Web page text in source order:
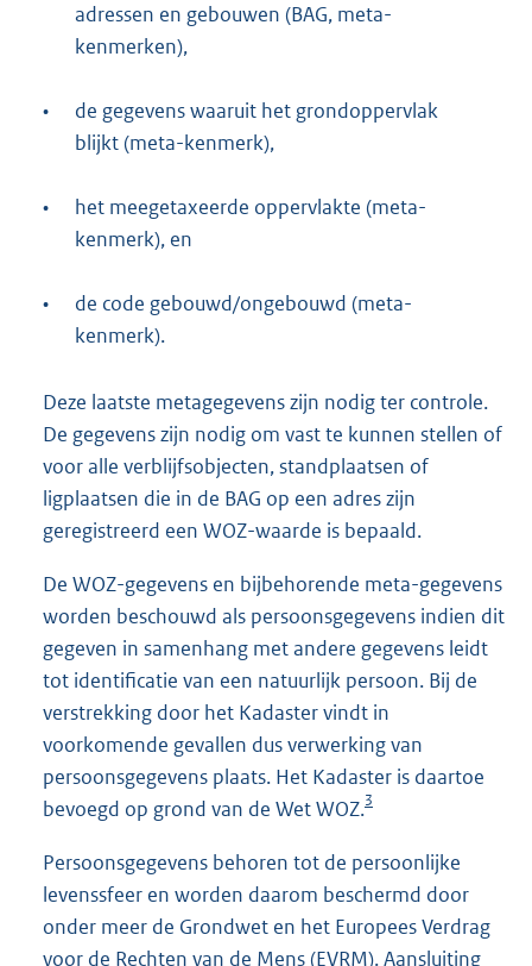
adressen en gebouwen (BAG, meta-
kenmerken),
•
de gegevens waaruit het grondoppervlak
blijkt (meta-kenmerk),
•
het meegetaxeerde oppervlakte (meta-
kenmerk), en
•
de code gebouwd/ongebouwd (meta-
kenmerk).
Deze laatste metagegevens zijn nodig ter controle.
De gegevens zijn nodig om vast te kunnen stellen of
voor alle verblijfsobjecten, standplaatsen of
ligplaatsen die in de BAG op een adres zijn
geregistreerd een WOZ-waarde is bepaald.
De WOZ-gegevens en bijbehorende meta-gegevens
worden beschouwd als persoonsgegevens indien dit
gegeven in samenhang met andere gegevens leidt
tot identificatie van een natuurlijk persoon. Bij de
verstrekking door het Kadaster vindt in
voorkomende gevallen dus verwerking van
persoonsgegevens plaats. Het Kadaster is daartoe
bevoegd op grond van de Wet WOZ.3
Persoonsgegevens behoren tot de persoonlijke
levenssfeer en worden daarom beschermd door
onder meer de Grondwet en het Europees Verdrag
voor de Rechten van de Mens (EVRM). Aansluiting